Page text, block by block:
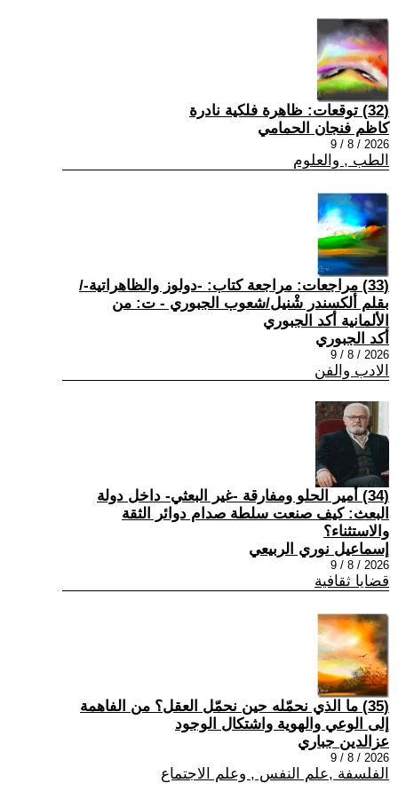
(32) توقعات: ظاهرة فلكية نادرة
كاظم فنجان الحمامي
2026 / 8 / 9
الطب , والعلوم
(33) مراجعات: مراجعة كتاب: -دولوز والظاهراتية-/
بقلم ألكسندر شْنيل/شعوب الجبوري - ت: من
الألمانية أكد الجبوري
أكد الجبوري
2026 / 8 / 9
الادب والفن
(34) أمير الحلو ومفارقة -غير البعثي- داخل دولة
البعث: كيف صنعت سلطة صدام دوائر الثقة
والاستثناء؟
إسماعيل نوري الربيعي
2026 / 8 / 9
قضايا ثقافية
(35) ما الذي نحمّله حين نحمّل العقل؟ من الفاهمة
إلى الوعي والهوية واشتكال الوجود
عزالدين جباري
2026 / 8 / 9
الفلسفة ,علم النفس , وعلم الاجتماع